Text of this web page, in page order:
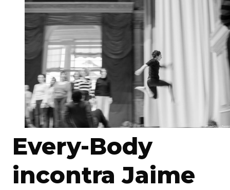
Every-Body
incontra Jaime